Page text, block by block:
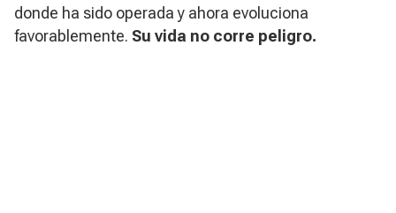
donde ha sido operada y ahora evoluciona
favorablemente. Su vida no corre peligro.